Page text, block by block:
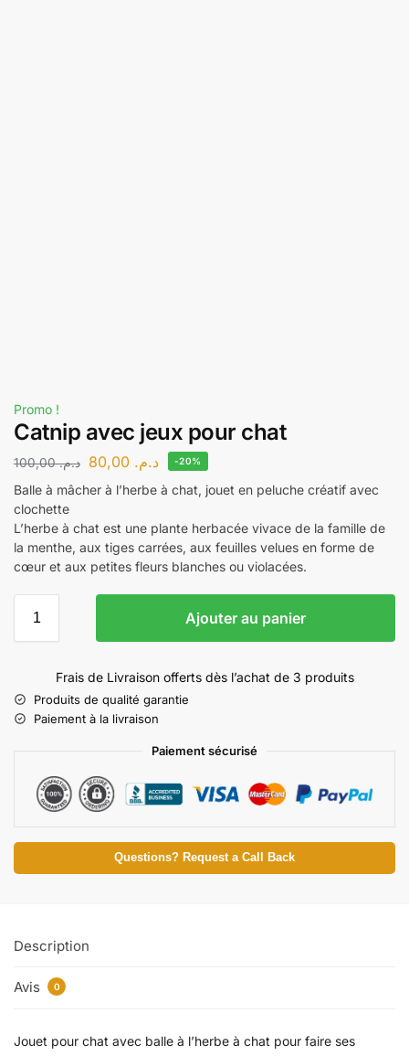
Promo !
Catnip avec jeux pour chat
د.م.100,00 د.م. -20%
Balle à mâcher à l’herbe à chat, jouet en peluche créatif avec
clochette
L’herbe à chat est une plante herbacée vivace de la famille de
la menthe, aux tiges carrées, aux feuilles velues en forme de
cœur et aux petites fleurs blanches ou violacées.
Ajouter au panier
Frais de Livraison offerts dès l’achat de 3 produits
Produits de qualité garantie
Paiement à la livraison
Paiement sécurisé
Questions? Request a Call Back
Description
Avis 0
Jouet pour chat avec balle à l’herbe à chat pour faire ses